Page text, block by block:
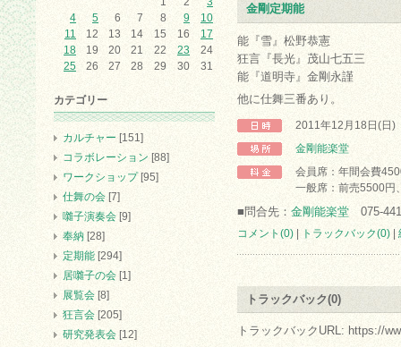
金剛定期能
能『雪』松野恭憲
狂言『長光』茂山七五三
能『道明寺』金剛永謹
他に仕舞三番あり。
2011年12月18日(日
金剛能楽堂
会員席：年間会費
一般席：前売5500円
■問合先： 金剛能楽堂 075-
コメント(0) トラックバック(0)
トラックバック(0)
トラックバックURL: https://
4
5 6 7 8 9
10
11
12 13 14 15 16
17
18
19 20 21 22 23
24
25
26 27 28 29 30 31
カテゴリー
カルチャー [151]
コラボレーション [88]
ワークショップ[95]
仕舞の会 [7]
囃子演奏会 [9]
奉納 [28]
定期能 [294]
居囃子の会 [1]
展覧会 [8]
狂言会 [205]
研究発表会 [12]